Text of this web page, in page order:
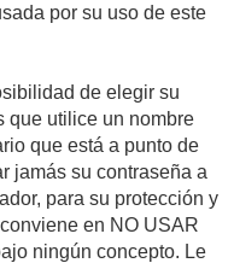
por su uso de este
de elegir su
que utilice un nombre
que está a punto de
jamás su contraseña a
para su protección y
en NO USAR
ningún concepto. Le